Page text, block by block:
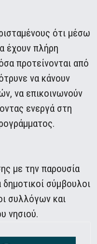
ότι μέσω
έχουν πλήρη
προτείνονται από
να κάνουν
να επικοινωνούν
ενεργά στη
με την παρουσία
σύμβουλοι
συλλόγων και
νησιού.